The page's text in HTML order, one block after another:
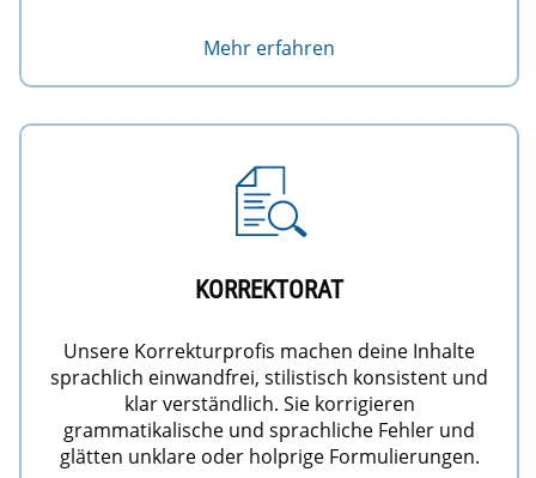
Mehr erfahren
KORREKTORAT
Unsere Korrekturprofis machen deine Inhalte
sprachlich einwandfrei, stilistisch konsistent und
klar verständlich. Sie korrigieren
grammatikalische und sprachliche Fehler und
glätten unklare oder holprige Formulierungen.